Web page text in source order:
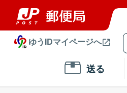
ゆうIDマイページへ
送る